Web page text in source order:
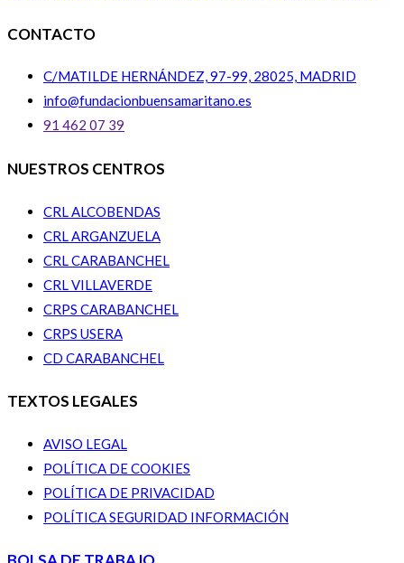
CONTACTO
C/MATILDE HERNÁNDEZ, 97-99, 28025, MADRID
info@fundacionbuensamaritano.es
91 462 07 39
NUESTROS CENTROS
CRL ALCOBENDAS
CRL ARGANZUELA
CRL CARABANCHEL
CRL VILLAVERDE
CRPS CARABANCHEL
CRPS USERA
CD CARABANCHEL
TEXTOS LEGALES
AVISO LEGAL
POLÍTICA DE COOKIES
POLÍTICA DE PRIVACIDAD
POLÍTICA SEGURIDAD INFORMACIÓN